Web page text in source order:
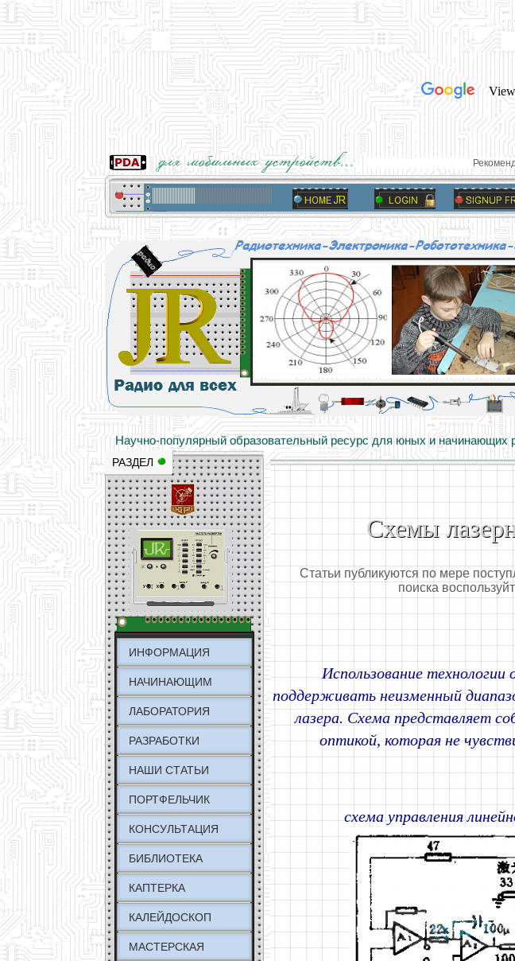
Научно-популярный образовательный ресурс для юных и
Основы электричества, учебные материалы и опыт
РАЗДЕЛ
ИНФОРМАЦИЯ
НАЧИНАЮЩИМ
ЛАБОРАТОРИЯ
РАЗРАБОТКИ
НАШИ СТАТЬИ
ПОРТФЕЛЬЧИК
КОНСУЛЬТАЦИЯ
БИБЛИОТЕКА
КАПТЕРКА
КАЛЕЙДОСКОП
МАСТЕРСКАЯ
Схемы
Статьи публикуются по мере
поиска
Использование
поддерживать неизменный
лазера. Схема представляет
оптикой, которая не
схема управления